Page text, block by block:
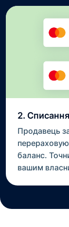
2. Списання
Продавець
баланс.
вашим